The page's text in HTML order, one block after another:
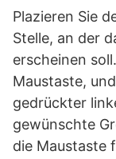
Plazieren Sie
Stelle, an der
erscheinen
Maustaste,
gedrückter
gewünschte
die Maustaste